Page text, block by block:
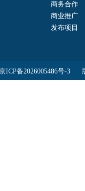
商务合作
商业推广
发布项目
ICP备2026005486号-3